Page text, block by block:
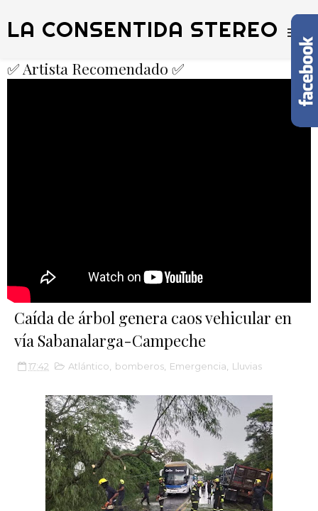
LA CONSENTIDA STEREO
✅ Artista Recomendado ✅
Caída de árbol genera caos vehicular en
vía Sabanalarga-Campeche
17:42 Atlántico bomberos Emergencia Lluvias